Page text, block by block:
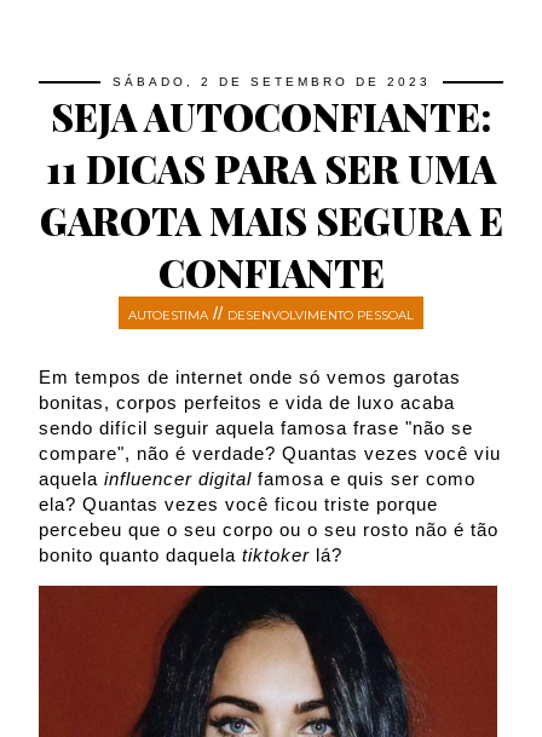
SÁBADO, 2 DE SETEMBRO DE 2023
SEJA AUTOCONFIANTE:
11 DICAS PARA SER UMA
GAROTA MAIS SEGURA E
CONFIANTE
AUTOESTIMA // DESENVOLVIMENTO PESSOAL
Em tempos de internet onde só vemos garotas
bonitas, corpos perfeitos e vida de luxo acaba
sendo difícil seguir aquela famosa frase "não se
compare", não é verdade? Quantas vezes você viu
aquela influencer digital famosa e quis ser como
ela? Quantas vezes você ficou triste porque
percebeu que o seu corpo ou o seu rosto não é tão
bonito quanto daquela tiktoker lá?